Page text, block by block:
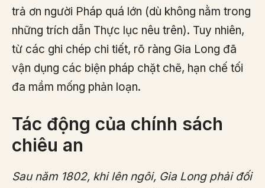
trả ơn người Pháp quá lớn (dù không nằm trong
những trích dẫn Thực lục nêu trên). Tuy nhiên,
từ các ghi chép chi tiết, rõ ràng Gia Long đã
vận dụng các biện pháp chặt chẽ, hạn chế tối
đa mầm mống phản loạn.
Tác động của chính sách
chiêu an
Sau năm 1802, khi lên ngôi, Gia Long phải đối